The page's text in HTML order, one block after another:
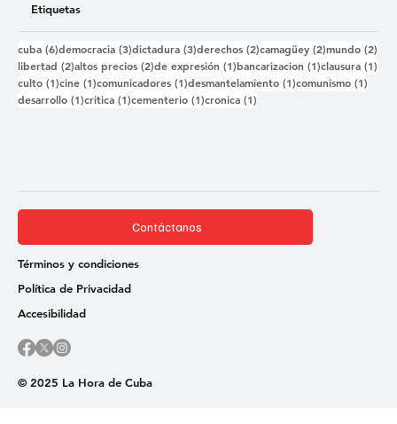
Etiquetas
cuba (6)6 entradas
democracia (3)3 entradas
dictadura (3)3 entradas
derechos (2)2 entradas
camagüey (2)2 entradas
mundo (2)
libertad (2)2 entradas
altos precios (2)2 entradas
de expresión (1)1 entrada
bancarizacion (1)1 entrada
clausura (1)
culto (1)1 entrada
cine (1)1 entrada
comunicadores (1)1 entrada
desmantelamiento (1)1 entrada
comunismo (1)
desarrollo (1)1 entrada
critica (1)1 entrada
cementerio (1)1 entrada
cronica (1)
© 2025 La Hora de Cuba
Contáctanos
Términos y condiciones
Política de Privacidad
Accesibilidad